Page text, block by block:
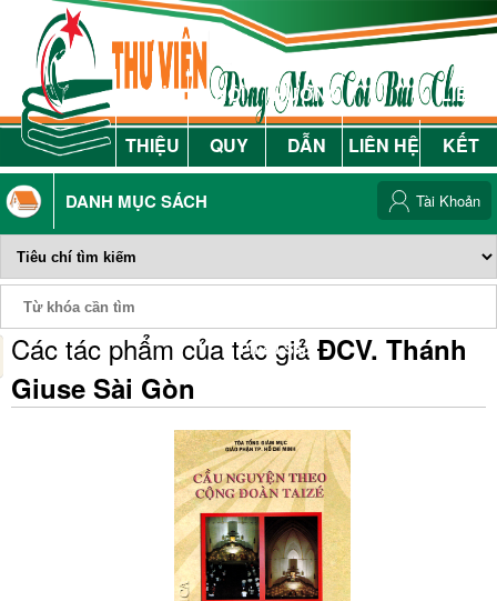
GIỚI
THIỆU
NỘI
QUY
HƯỚNG
DẪN
LIÊN HỆ
LIÊN
KẾT
DANH MỤC SÁCH
Phiếu Sách
Tài Khoản
Các tác phẩm của tác giả ĐCV. Thánh
Giuse Sài Gòn